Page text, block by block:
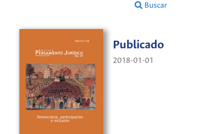
Buscar
Publicado
2018-01-01